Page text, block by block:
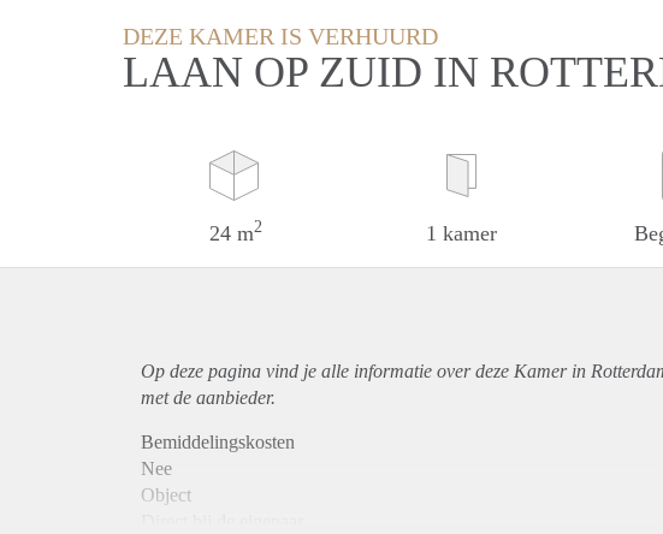
DEZE KAMER IS VERHUURD
LAAN OP ZUID IN
24 m2 1 kamer
Op deze pagina vind je alle informatie over deze Kamer in
met de aanbieder.
Bemiddelingskosten
Nee
Object